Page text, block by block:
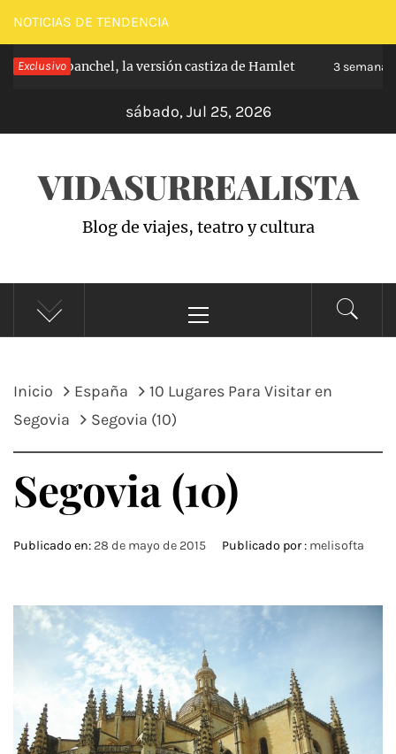
Saltar
al
contenido
NOTICIAS DE TENDENCIA
Exclusivo
de Carabanchel, la versión castiza de Hamlet 3 semanas
sábado, Jul 25, 2026
VIDASURREALISTA
Blog de viajes, teatro y cultura
principal
Inicio España
10 Lugares Para Visitar en
Segovia
Segovia (10)
Segovia (10)
Publicado en: 28 de mayo de 2015 Publicado por : melisofta